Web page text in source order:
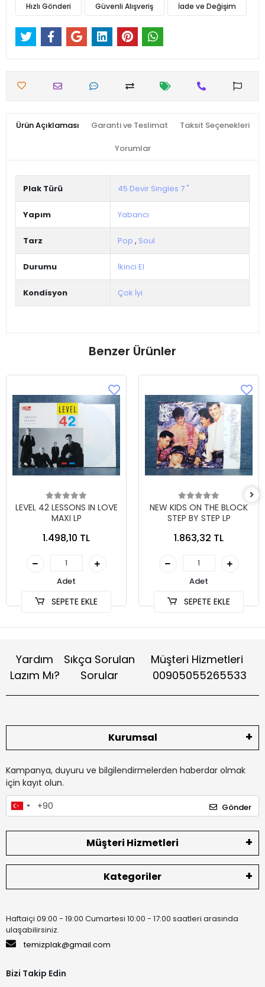
Hızlı Gönderi Güvenli Alışveriş İade ve Değişim
Ürün Açıklaması Garanti ve Teslimat Taksit Seçenekleri
Yorumlar
Plak Türü 45 Devir Singles 7 "
Yapım Yabancı
Tarz Pop , Soul
Durumu İkinci El
Kondisyon Çok İyi
Benzer Ürünler
LEVEL 42 LESSONS IN LOVE
MAXI LP
1.498,10 TL
Adet
SEPETE EKLE
NEW KIDS ON THE BLOCK
STEP BY STEP LP
1.863,32 TL
Adet
SEPETE EKLE
Yardım
Lazım Mı?
Sıkça Sorulan
Sorular
Müşteri Hizmetleri
00905055265533
Kurumsal
Kampanya, duyuru ve bilgilendirmelerden haberdar olmak
için kayıt olun.
Gönder
Müşteri Hizmetleri
Kategoriler
Haftaiçi 09:00 - 19:00 Cumartesi 10:00 - 17:00 saatleri arasında
ulaşabilirsiniz.
temizplak@gmail.com
Bizi Takip Edin